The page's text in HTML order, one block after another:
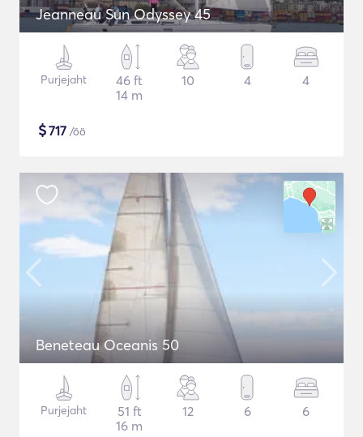
Jeanneau Sun Odyssey 45
Purjejaht
46 ft
14 m
10 4 4
$717 /öö
Beneteau Oceanis 50
Purjejaht
51 ft
16 m
12 6 6